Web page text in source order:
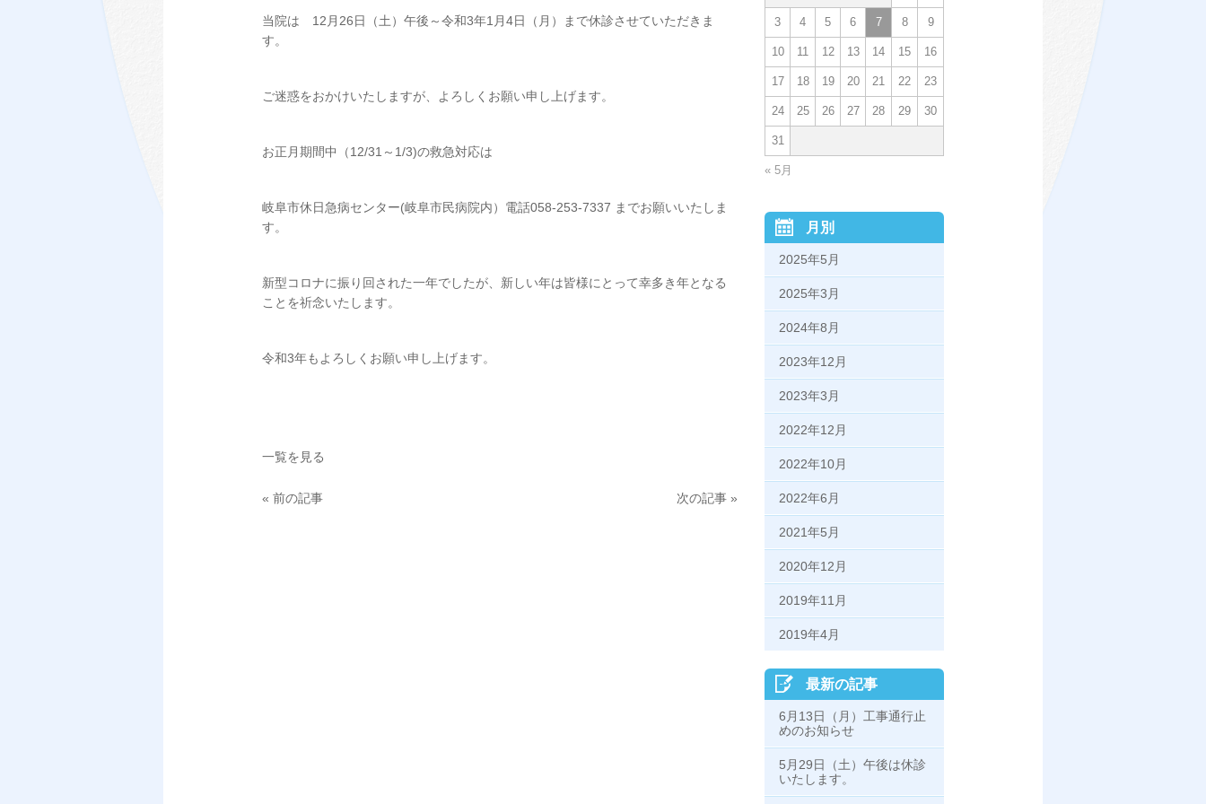
当院は 12月26日（土）午後～令和3年1月4日（月）まで休診させていただきま
す。
ご迷惑をおかけいたしますが、よろしくお願い申し上げます。
お正月期間中（12/31～1/3)の救急対応は
岐阜市休日急病センター(岐阜市民病院内）電話058-253-7337 までお願いいたしま
す。
新型コロナに振り回された一年でしたが、新しい年は皆様にとって幸多き年となる
ことを祈念いたします。
令和3年もよろしくお願い申し上げます。
一覧を見る
« 前の記事 次の記事 »
« 5月
3 4 5 6 7 8 9
10 11 12 13 14 15 16
17 18 19 20 21 22 23
24 25 26 27 28 29 30
31
月別
2025年5月
2025年3月
2024年8月
2023年12月
2023年3月
2022年12月
2022年10月
2022年6月
2021年5月
2020年12月
2019年11月
2019年4月
最新の記事
6月13日（月）工事通行止
めのお知らせ
5月29日（土）午後は休診
いたします。